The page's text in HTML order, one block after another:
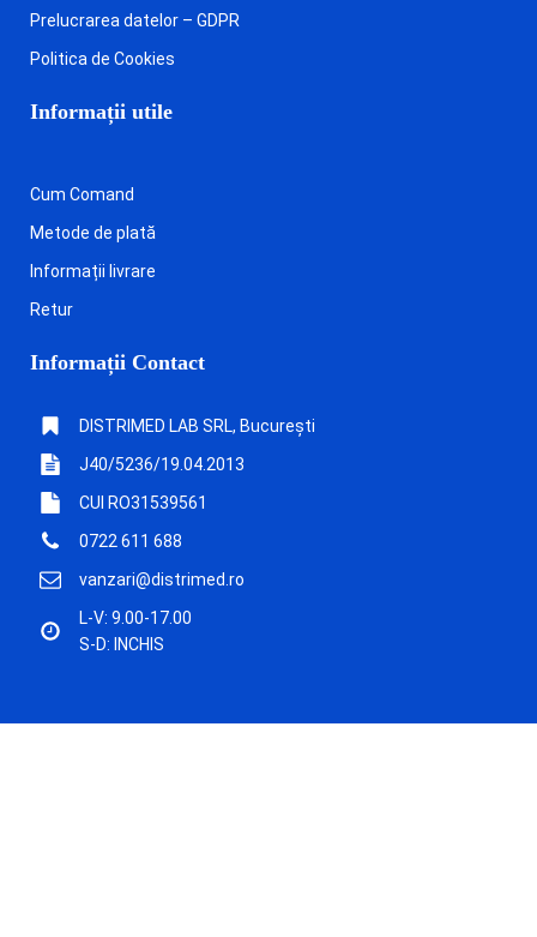
Prelucrarea datelor – GDPR
Politica de Cookies
Informații utile
Cum Comand
Metode de plată
Informații livrare
Retur
Informații Contact
DISTRIMED LAB SRL, București
J40/5236/19.04.2013
CUI RO31539561
0722 611 688
vanzari@distrimed.ro
L-V: 9.00-17.00
S-D: INCHIS